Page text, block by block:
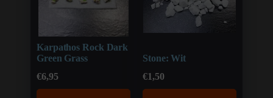
Karpathos Rock Dark
Green Grass
€6,95
Stone: Wit
€1,50